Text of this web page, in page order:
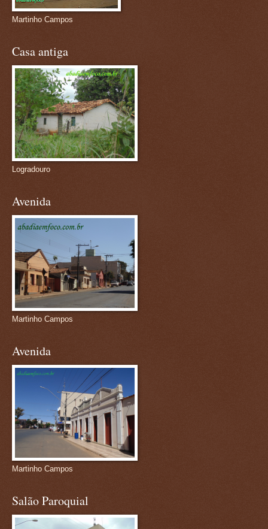
Martinho Campos
Casa antiga
Logradouro
Avenida
Martinho Campos
Avenida
Martinho Campos
Salão Paroquial